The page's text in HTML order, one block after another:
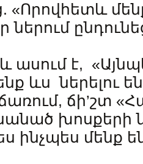
ներում
ասում է,
ևս ներելու
ճի’շտ
խոսքերի
ինչպես մենք